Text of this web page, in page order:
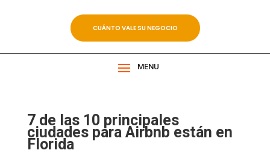
CUÁNTO VALE SU NEGOCIO
MENU
7 de las 10 principales
ciudades para Airbnb están en
Florida